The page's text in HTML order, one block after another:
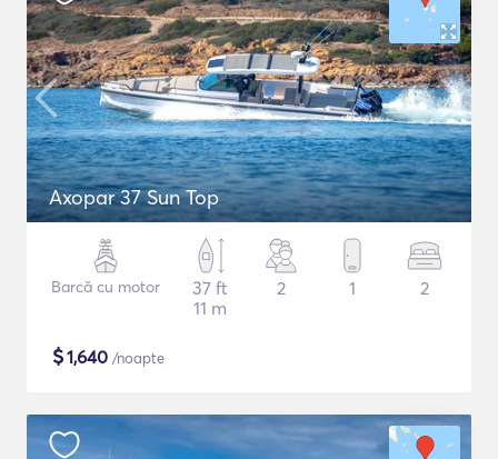
Axopar 37 Sun Top
Barcă cu motor
37 ft
11 m
2 1 2
$1,640 /noapte